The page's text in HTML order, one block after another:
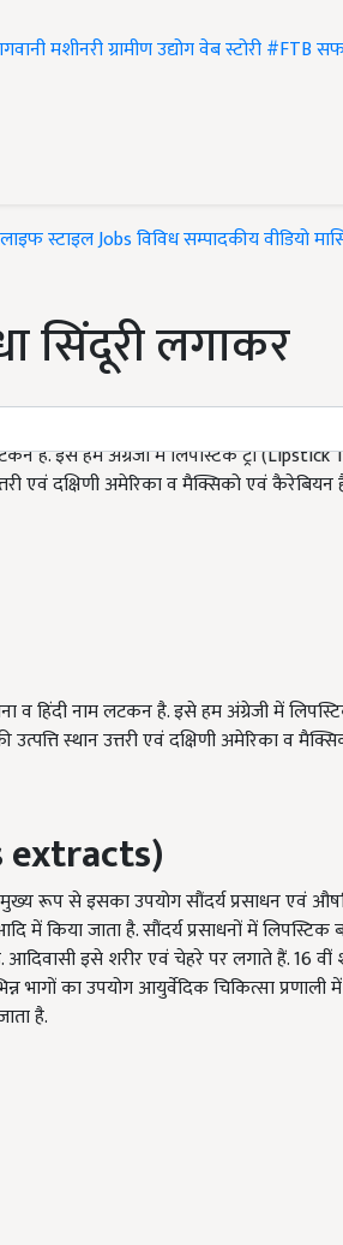
मशीनरीग्रामीण उद्योगवेब स्टोरी#FTB
लाइफ स्टाइलJobsविविधसम्पादकीयवीडियो
सिंदूरी लगाकर
है. इसे हम अंग्रेजी में लिपस्टिक ट्री (Lipstick
एवं दक्षिणी अमेरिका व मैक्सिको एवं कैरेबियन
व हिंदी नाम लटकन है. इसे हम अंग्रेजी में
स्थान उत्तरी एवं दक्षिणी अमेरिका व
extracts)
मुख्य रूप से इसका उपयोग सौंदर्य प्रसाधन एवं
जाता है. सौंदर्य प्रसाधनों में लिपस्टिक
इसे शरीर एवं चेहरे पर लगाते हैं. 16 वीं
का उपयोग आयुर्वेदिक चिकित्सा प्रणाली में
है.